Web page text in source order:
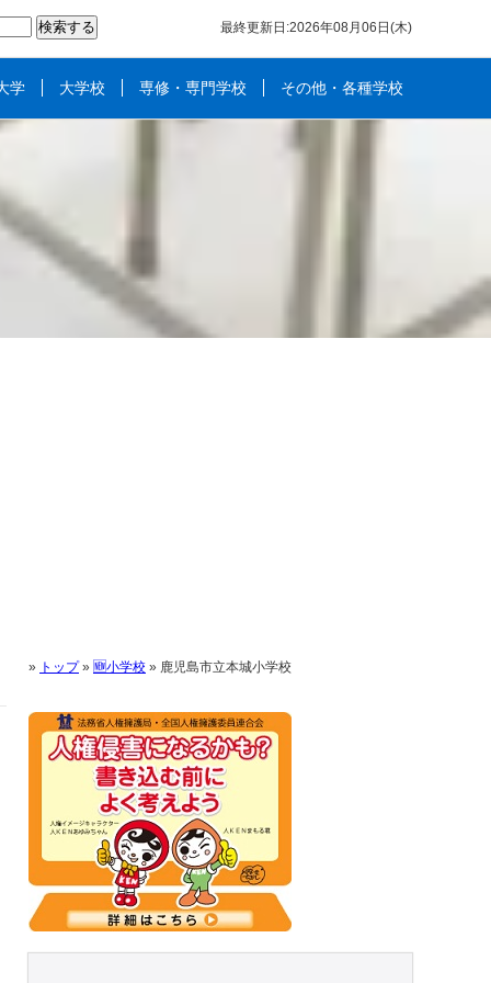
最終更新日:2026年08月06日(木)
学 大学校 専修・専門学校 その他・各種学校
» トップ» 🆕小学校 » 鹿児島市立本城小学校